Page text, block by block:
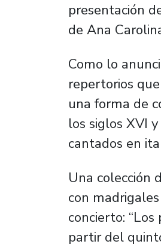
presentación
de Ana
Como lo
repertorios
una forma de
los siglos XVI
cantados en
Una colección
con
concierto:
partir del